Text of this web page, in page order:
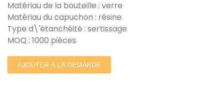
Matériau de la bouteille : verre
Matériau du capuchon : résine
Type d\'étanchéité : sertissage
MOQ : 1000 pièces
AJOUTER À LA DEMANDE